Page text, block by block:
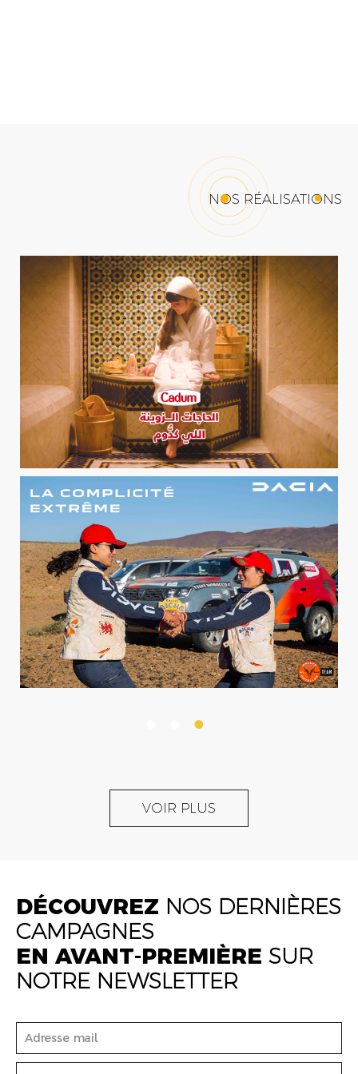
NOS RÉALISATIONS
VOIR PLUS
DÉCOUVREZ NOS DERNIÈRES
CAMPAGNES
EN AVANT-PREMIÈRE SUR
NOTRE NEWSLETTER